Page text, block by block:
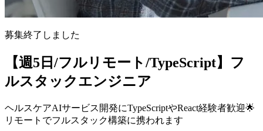
募集終了しました
【週5日/フルリモート/TypeScript】フ
ルスタックエンジニア
ヘルスケアAIサービス開発にTypeScriptやReact経験者歓迎🌟
リモートでフルスタック構築に携われます